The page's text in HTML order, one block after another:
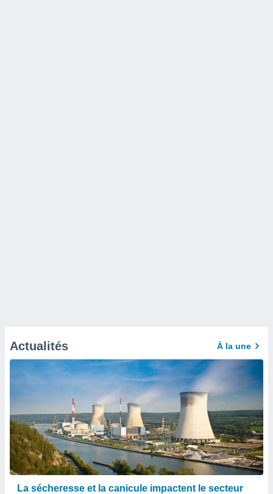
Actualités À la une
La sécheresse et la canicule impactent le secteur